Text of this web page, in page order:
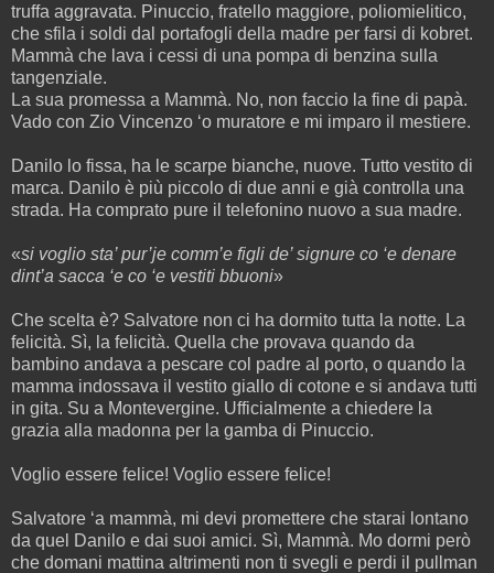
truffa aggravata. Pinuccio, fratello maggiore, poliomielitico,
che sfila i soldi dal portafogli della madre per farsi di kobret.
Mammà che lava i cessi di una pompa di benzina sulla
tangenziale.
La sua promessa a Mammà. No, non faccio la fine di papà.
Vado con Zio Vincenzo ‘o muratore e mi imparo il mestiere.
Danilo lo fissa, ha le scarpe bianche, nuove. Tutto vestito di
marca. Danilo è più piccolo di due anni e già controlla una
strada. Ha comprato pure il telefonino nuovo a sua madre.
«si voglio sta’ pur’je comm’e figli de’ signure co ‘e denare
dint’a sacca ‘e co ‘e vestiti bbuoni»
Che scelta è? Salvatore non ci ha dormito tutta la notte. La
felicità. Sì, la felicità. Quella che provava quando da
bambino andava a pescare col padre al porto, o quando la
mamma indossava il vestito giallo di cotone e si andava tutti
in gita. Su a Montevergine. Ufficialmente a chiedere la
grazia alla madonna per la gamba di Pinuccio.
Voglio essere felice! Voglio essere felice!
Salvatore ‘a mammà, mi devi promettere che starai lontano
da quel Danilo e dai suoi amici. Sì, Mammà. Mo dormi però
che domani mattina altrimenti non ti svegli e perdi il pullman